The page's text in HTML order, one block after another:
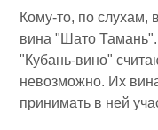
Кому-то, по слухам,
вина "Шато Тамань".
"Кубань-вино"
невозможно. Их
принимать в ней